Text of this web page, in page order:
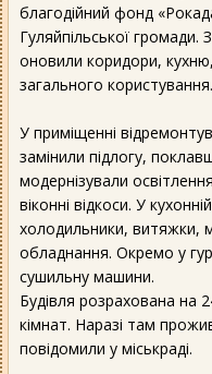
благодійний фонд
Гуляйпільської громади.
оновили коридори, кухню,
загального користування.
У приміщенні
замінили підлогу,
модернізували
віконні відкоси. У
холодильники, витяжки,
обладнання. Окремо у
сушильну машини.
Будівля розрахована на
кімнат. Наразі там
повідомили у міськраді.